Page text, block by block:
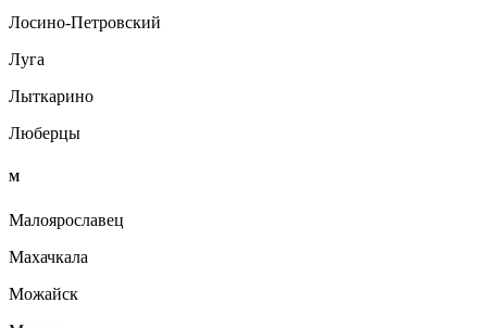
Лосино-Петровский
Луга
Лыткарино
Люберцы
М
Малоярославец
Махачкала
Можайск